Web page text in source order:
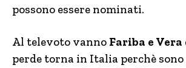
possono essere nominati.
Al televoto vanno Fariba e Vera
perde torna in Italia perchè sono